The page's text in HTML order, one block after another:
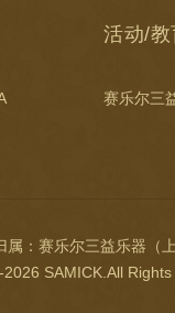
活动/教
赛乐尔三
属：赛乐尔三益乐器（
SAMICK.All